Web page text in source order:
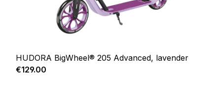
HUDORA BigWheel® 205 Advanced, lavender
Regular price:
€129.00